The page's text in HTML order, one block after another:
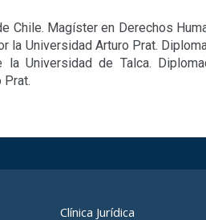
Chile. Magíster en Derechos
la Universidad Arturo Prat.
la Universidad de Talca.
Prat.